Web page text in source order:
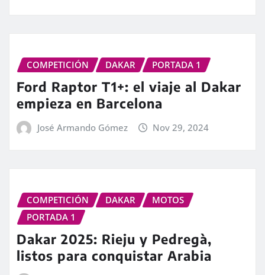
COMPETICIÓN DAKAR PORTADA 1
Ford Raptor T1+: el viaje al Dakar
empieza en Barcelona
José Armando Gómez Nov 29, 2024
COMPETICIÓN DAKAR
MOTOS
PORTADA 1
Dakar 2025: Rieju y Pedregà,
listos para conquistar Arabia